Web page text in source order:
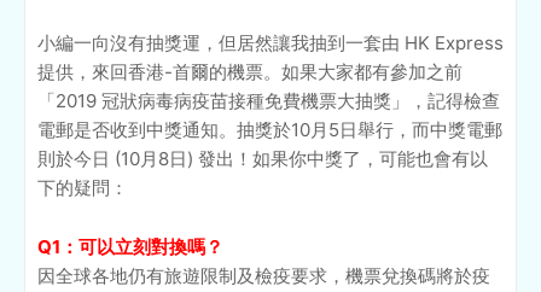
小編一向沒有抽獎運，但居然讓我抽到一套由 HK Express
提供，來回香港-首爾的機票。如果大家都有參加之前
「2019 冠狀病毒病疫苗接種免費機票大抽獎」，記得檢查
電郵是否收到中獎通知。抽獎於10月5日舉行，而中獎電郵
則於今日 (10月8日) 發出！如果你中獎了，可能也會有以
下的疑問：
Q1：可以立刻對換嗎？
因全球各地仍有旅遊限制及檢疫要求，機票兌換碼將於疫